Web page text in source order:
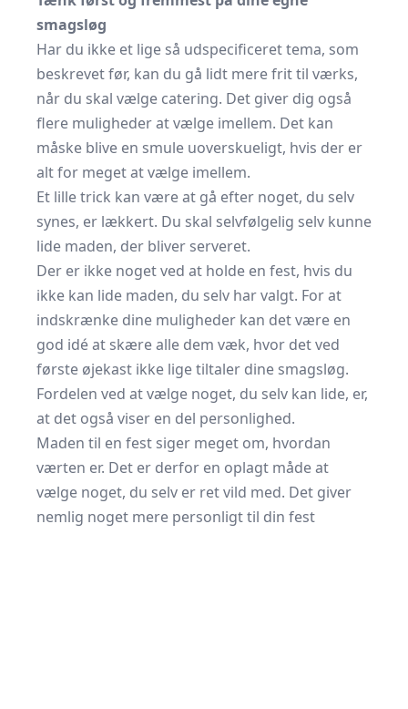
smagsløg
Har du ikke et lige så udspecificeret tema, som
beskrevet før, kan du gå lidt mere frit til værks,
når du skal vælge catering. Det giver dig også
flere muligheder at vælge imellem. Det kan
måske blive en smule uoverskueligt, hvis der er
alt for meget at vælge imellem.
Et lille trick kan være at gå efter noget, du selv
synes, er lækkert. Du skal selvfølgelig selv kunne
lide maden, der bliver serveret.
Der er ikke noget ved at holde en fest, hvis du
ikke kan lide maden, du selv har valgt. For at
indskrænke dine muligheder kan det være en
god idé at skære alle dem væk, hvor det ved
første øjekast ikke lige tiltaler dine smagsløg.
Fordelen ved at vælge noget, du selv kan lide, er,
at det også viser en del personlighed.
Maden til en fest siger meget om, hvordan
værten er. Det er derfor en oplagt måde at
vælge noget, du selv er ret vild med. Det giver
nemlig noget mere personligt til din fest